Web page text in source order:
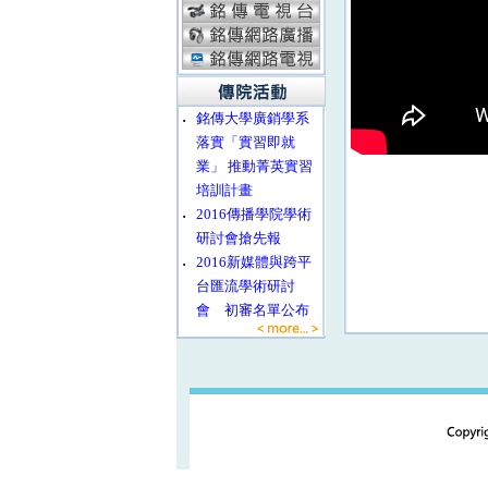
‧
銘傳大學廣銷學系
落實「實習即就
業」 推動菁英實習
培訓計畫
‧
2016傳播學院學術
研討會搶先報
‧
2016新媒體與跨平
台匯流學術研討
會 初審名單公布